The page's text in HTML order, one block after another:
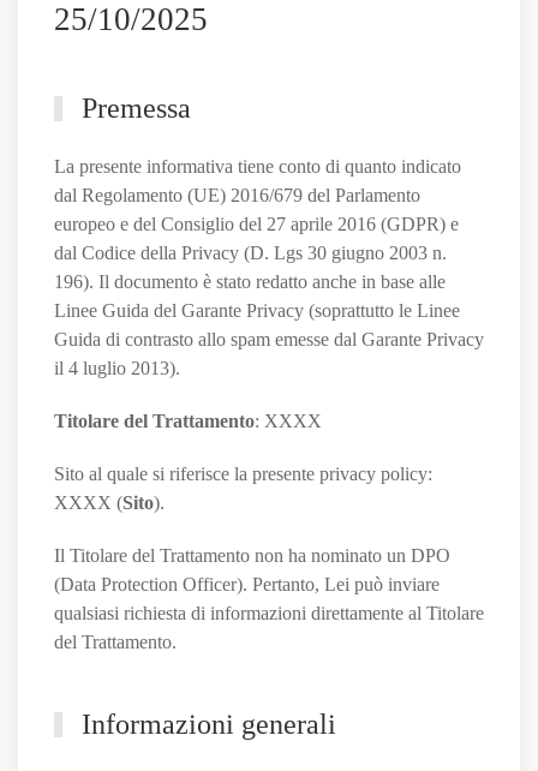
25/10/2025
Premessa
La presente informativa tiene conto di quanto indicato
dal Regolamento (UE) 2016/679 del Parlamento
europeo e del Consiglio del 27 aprile 2016 (GDPR) e
dal Codice della Privacy (D. Lgs 30 giugno 2003 n.
196). Il documento è stato redatto anche in base alle
Linee Guida del Garante Privacy (soprattutto le Linee
Guida di contrasto allo spam emesse dal Garante Privacy
il 4 luglio 2013).
Titolare del Trattamento: XXXX
Sito al quale si riferisce la presente privacy policy:
XXXX (Sito).
Il Titolare del Trattamento non ha nominato un DPO
(Data Protection Officer). Pertanto, Lei può inviare
qualsiasi richiesta di informazioni direttamente al Titolare
del Trattamento.
Informazioni generali